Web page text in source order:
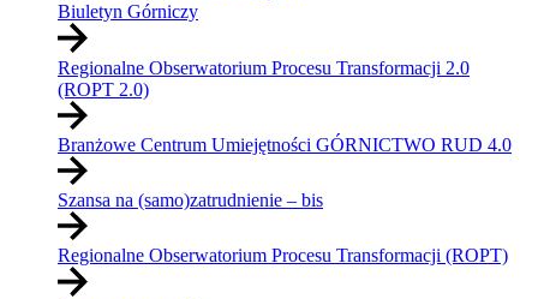
Biuletyn Górniczy
Regionalne Obserwatorium Procesu Transformacji 2.0
(ROPT 2.0)
Branżowe Centrum Umiejętności GÓRNICTWO RUD 4.0
Szansa na (samo)zatrudnienie – bis
Regionalne Obserwatorium Procesu Transformacji (ROPT)